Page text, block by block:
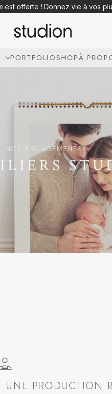
est offerte ! Donnez vie à vos
PORTFOLIOSHOPÀ
NOS ENGAGEMENTS
UNE PRODUCTION